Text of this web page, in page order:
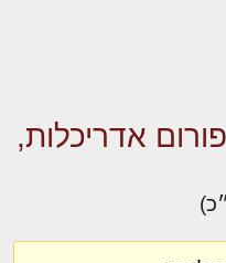
פורום אדריכלות,